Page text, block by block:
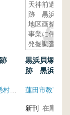
天神前遺
跡 黒浜土
地区画整理
事業に伴う
発掘調査1
黒浜貝塚群
跡 黒浜土地
査1
蓮田市教育委
新刊 在庫なし